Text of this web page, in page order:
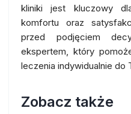
kliniki jest kluczowy
komfortu oraz
przed podjęciem
ekspertem, który
leczenia indywidualnie do
Zobacz także